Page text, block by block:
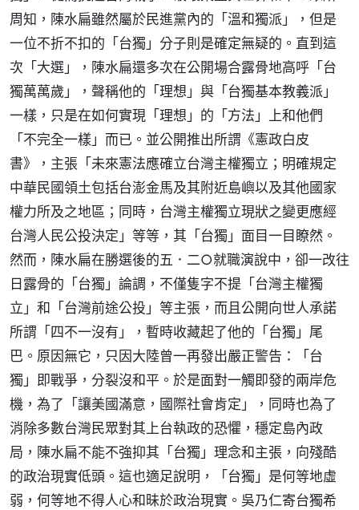
周知，陳水扁雖然屬於民進黨內的「溫和獨派」，但是
一位不折不扣的「台獨」分子則是確定無疑的。直到這
次「大選」，陳水扁還多次在公開場合露骨地高呼「台
獨萬萬歲」，聲稱他的「理想」與「台獨基本教義派」
一樣，只是在如何實現「理想」的「方法」上和他們
「不完全一樣」而已。並公開推出所謂《憲政白皮
書》，主張「未來憲法應確立台灣主權獨立；明確規定
中華民國領土包括台澎金馬及其附近島嶼以及其他國家
權力所及之地區；同時，台灣主權獨立現狀之變更應經
台灣人民公投決定」等等，其「台獨」面目一目瞭然。
然而，陳水扁在勝選後的五．二○就職演說中，卻一改往
日露骨的「台獨」論調，不僅隻字不提「台灣主權獨
立」和「台灣前途公投」等主張，而且公開向世人承諾
所謂「四不一沒有」，暫時收藏起了他的「台獨」尾
巴。原因無它，只因大陸曾一再發出嚴正警告：「台
獨」即戰爭，分裂沒和平。於是面對一觸即發的兩岸危
機，為了「讓美國滿意，國際社會肯定」，同時也為了
消除多數台灣民眾對其上台執政的恐懼，穩定島內政
局，陳水扁不能不強抑其「台獨」理念和主張，向殘酷
的政治現實低頭。這也適足說明，「台獨」是何等地虛
弱，何等地不得人心和昧於政治現實。吳乃仁寄台獨希